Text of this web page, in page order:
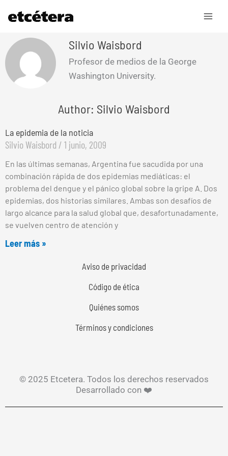
contenido
Silvio Waisbord
Profesor de medios de la George
Washington University.
Author: Silvio Waisbord
La epidemia de la noticia
Silvio Waisbord 1 junio, 2009
En las últimas semanas, Argentina fue sacudida por una
combinación rápida de dos epidemias mediáticas: el
problema del dengue y el pánico global sobre la gripe A. Dos
epidemias, dos historias similares. Ambas son desafíos de
largo alcance para la salud global que, desafortunadamente,
se vuelven centro de atención y
Leer más »
Aviso de privacidad
Código de ética
Quiénes somos
Términos y condiciones
© 2025 Etcetera. Todos los derechos reservados
Desarrollado con ❤️